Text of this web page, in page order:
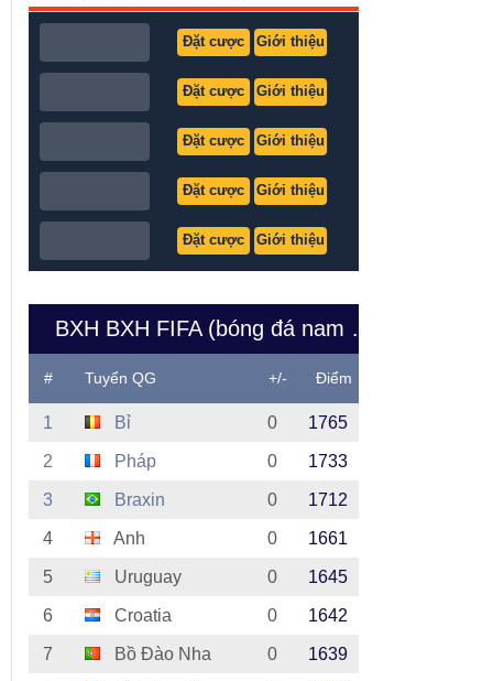
Đặt cược Giới thiệu
Đặt cược Giới thiệu
Đặt cược Giới thiệu
Đặt cược Giới thiệu
Đặt cược Giới thiệu
BXH BXH FIFA (bóng đá nam Việt Nam)
# Tuyển QG +/- Điểm
1 Bỉ 0 1765
2 Pháp 0 1733
3 Braxin 0 1712
4 Anh 0 1661
5 Uruguay 0 1645
6 Croatia 0 1642
7 Bồ Đào Nha 0 1639